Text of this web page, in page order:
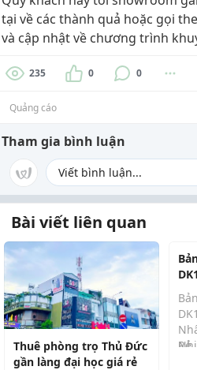
tại về các thành quả hoặc gọi
và cập nhật về chương trình
235 0 0
Quảng cáo
Tham gia bình luận
Bài viết liên quan
Thuê phòng trọ Thủ Đức
gần làng đại học giá rẻ
Rẻ
Rẻ